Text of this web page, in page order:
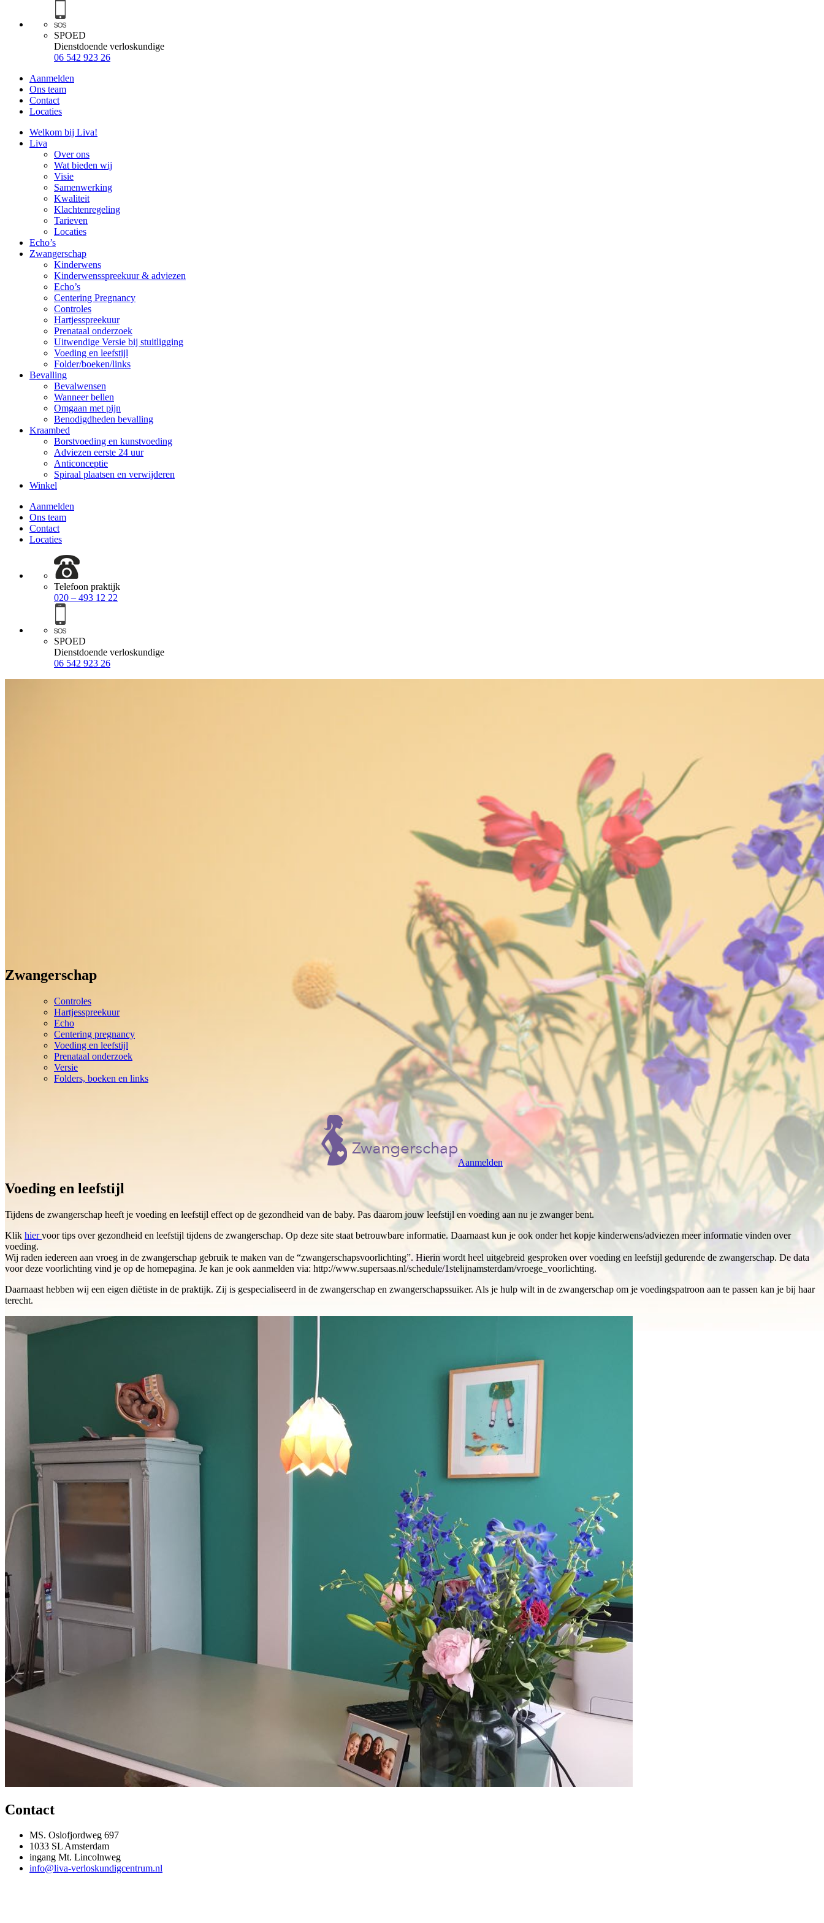
SPOED
Dienstdoende verloskundige
06 542 923 26
Aanmelden
Ons team
Contact
Locaties
Welkom bij Liva!
Liva
Over ons
Wat bieden wij
Visie
Samenwerking
Kwaliteit
Klachtenregeling
Tarieven
Locaties
Echo’s
Zwangerschap
Kinderwens
Kinderwensspreekuur & adviezen
Echo’s
Centering Pregnancy
Controles
Hartjesspreekuur
Prenataal onderzoek
Uitwendige Versie bij stuitligging
Voeding en leefstijl
Folder/boeken/links
Bevalling
Bevalwensen
Wanneer bellen
Omgaan met pijn
Benodigdheden bevalling
Kraambed
Borstvoeding en kunstvoeding
Adviezen eerste 24 uur
Anticonceptie
Spiraal plaatsen en verwijderen
Winkel
Aanmelden
Ons team
Contact
Locaties
Telefoon praktijk
020 – 493 12 22
SPOED
Dienstdoende verloskundige
06 542 923 26
Zwangerschap
Controles
Hartjesspreekuur
Echo
Centering pregnancy
Voeding en leefstijl
Prenataal onderzoek
Versie
Folders, boeken en links
Aanmelden
Voeding en leefstijl
Tijdens de zwangerschap heeft je voeding en leefstijl effect op de gezondheid van de baby. Pas daarom jouw leefstijl en voeding aan nu je zwanger bent.
Klik hiervoor tips over gezondheid en leefstijl tijdens de zwangerschap. Op deze site staat betrouwbare informatie. Daarnaast kun je ook onder het kopje kinderwens/adviezen meer informatie vinden over
voeding.
Wij raden iedereen aan vroeg in de zwangerschap gebruik te maken van de “zwangerschapsvoorlichting”. Hierin wordt heel uitgebreid gesproken over voeding en leefstijl gedurende de zwangerschap. De data
voor deze voorlichting vind je op de homepagina. Je kan je ook aanmelden via: http://www.supersaas.nl/schedule/1stelijnamsterdam/vroege_voorlichting.
Daarnaast hebben wij een eigen diëtiste in de praktijk. Zij is gespecialiseerd in de zwangerschap en zwangerschapssuiker. Als je hulp wilt in de zwangerschap om je voedingspatroon aan te passen kan je bij haar
terecht.
Contact
MS. Oslofjordweg 697
1033 SL Amsterdam
ingang Mt. Lincolnweg
info@liva-verloskundigcentrum.nl